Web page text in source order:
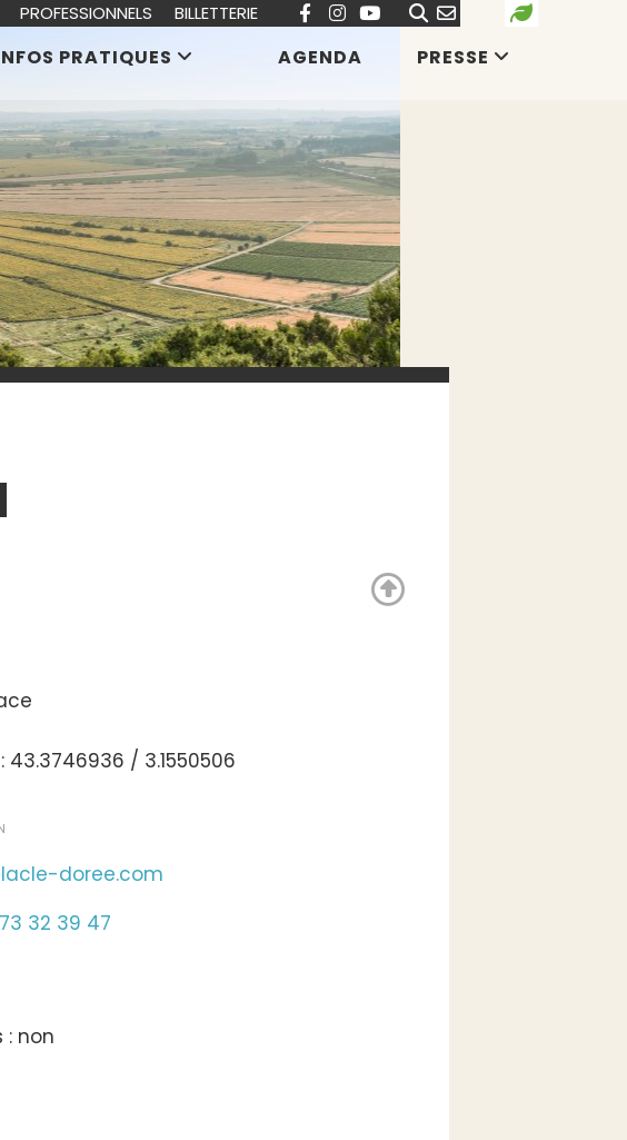
43.3746936 / 3.1550506
doree.com
32 39 47
: non
PRATIQUES AGENDA PRESSE
PROFESSIONNELS BILLETTERIE